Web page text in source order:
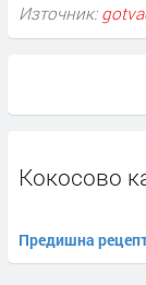
Източник:
Кокосово
Предишна